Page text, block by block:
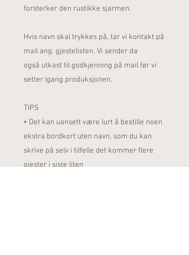
forsterker den rustikke sjarmen.
Hvis navn skal trykkes på, tar vi kontakt på
mail ang. gjestelisten. Vi sender da
også utkast til godkjenning på mail før vi
setter igang produksjonen.
TIPS
• Det kan uansett være lurt å bestille noen
ekstra bordkort uten navn, som du kan
skrive på selv i tilfelle det kommer flere
gjester i siste liten